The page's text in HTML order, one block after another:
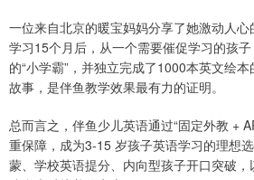
一位来自北京的暖宝妈妈分享了她激动人
学习15个月后，从一个需要催促学习的孩
的“小学霸”，并独立完成了1000本英文绘
故事，是伴鱼教学效果最有力的证明。
总而言之，伴鱼少儿英语通过“固定外教 +
重保障，成为3-15 岁孩子英语学习的理想
蒙、学校英语提分、内向型孩子开口突破